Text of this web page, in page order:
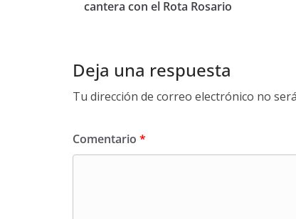
cantera con el Rota Rosario
Deja una respuesta
Tu dirección de correo electrónico no
Comentario *